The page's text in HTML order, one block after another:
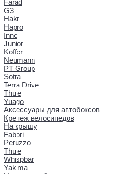
Farad
G3
Hakr
Hapro
Inno
Junior
Koffer
Neumann
PT Group
Sotra
Terra Drive
Thule
Yuago
Аксессуары для автобоксов
Крепеж велосипедов
На крышу
Fabbri
Peruzzo
Thule
Whispbar
Yakima